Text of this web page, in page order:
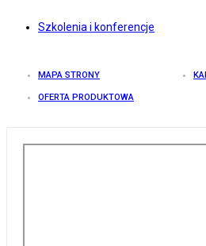
Szkolenia i konferencje
MAPA STRONY
OFERTA PRODUKTOWA